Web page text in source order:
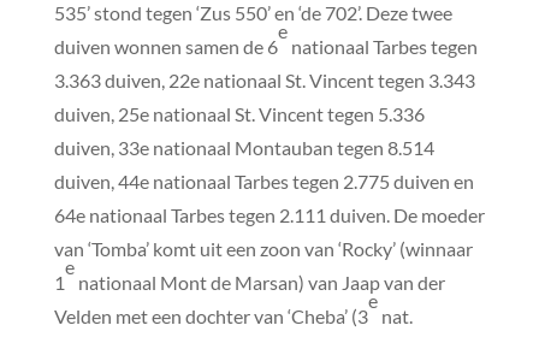
535’ stond tegen ‘Zus 550’ en ‘de 702’. Deze twee
duiven wonnen samen de 6
e
nationaal Tarbes tegen
3.363 duiven, 22e nationaal St. Vincent tegen 3.343
duiven, 25e nationaal St. Vincent tegen 5.336
duiven, 33e nationaal Montauban tegen 8.514
duiven, 44e nationaal Tarbes tegen 2.775 duiven en
64e nationaal Tarbes tegen 2.111 duiven. De moeder
van ‘Tomba’ komt uit een zoon van ‘Rocky’ (winnaar
1
e
nationaal Mont de Marsan) van Jaap van der
Velden met een dochter van ‘Cheba’ (3
e
nat.